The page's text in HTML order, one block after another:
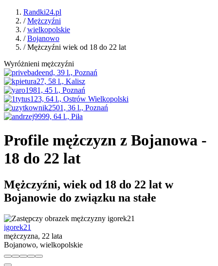
Randki24.pl
/Mężczyźni
/wielkopolskie
/Bojanowo
/ Mężczyźni wiek od 18 do 22 lat
Wyróżnieni mężczyźni
Profile mężczyzn z Bojanowa -
18 do 22 lat
Mężczyźni, wiek od 18 do 22 lat w
Bojanowie do związku na stałe
igorek21
mężczyzna, 22 lata
Bojanowo, wielkopolskie